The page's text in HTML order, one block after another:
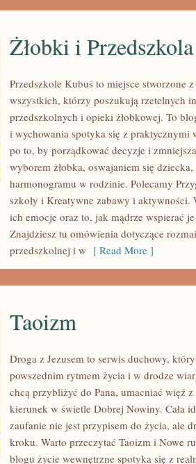
ŻŁOBKI
PRZEDSZKOLA
Żłobki i Przedszkola
Przedszkole Kubuś to miejsce stworzone
wszystkich, którzy poszukują rzetelnych
przedszkolnych i opieki żłobkowej. To
i wychowania spotyka się z praktycznymi
po to, by porządkować decyzje i
wyborem żłobka, oswajaniem się dziecka,
harmonogramu w rodzinie. Polecamy
szkoły i Kreatywne zabawy i aktywności.
ich emocje oraz to, jak mądrze wspierać
Znajdziesz tu omówienia dotyczące
przedszkolnej i w [ Read More ]
TAOIZM
Taoizm
Droga z Jezusem to serwis duchowy,
powszednim rytmem życia i w drodze
chcą przybliżyć do Pana, umacniać więź
kierunek w świetle Dobrej Nowiny. Cała
zaufanie nie jest przypisem do życia, ale
kroku. Warto przeczytać Taoizm i Nowe
blogu życie wewnętrzne spotyka się z